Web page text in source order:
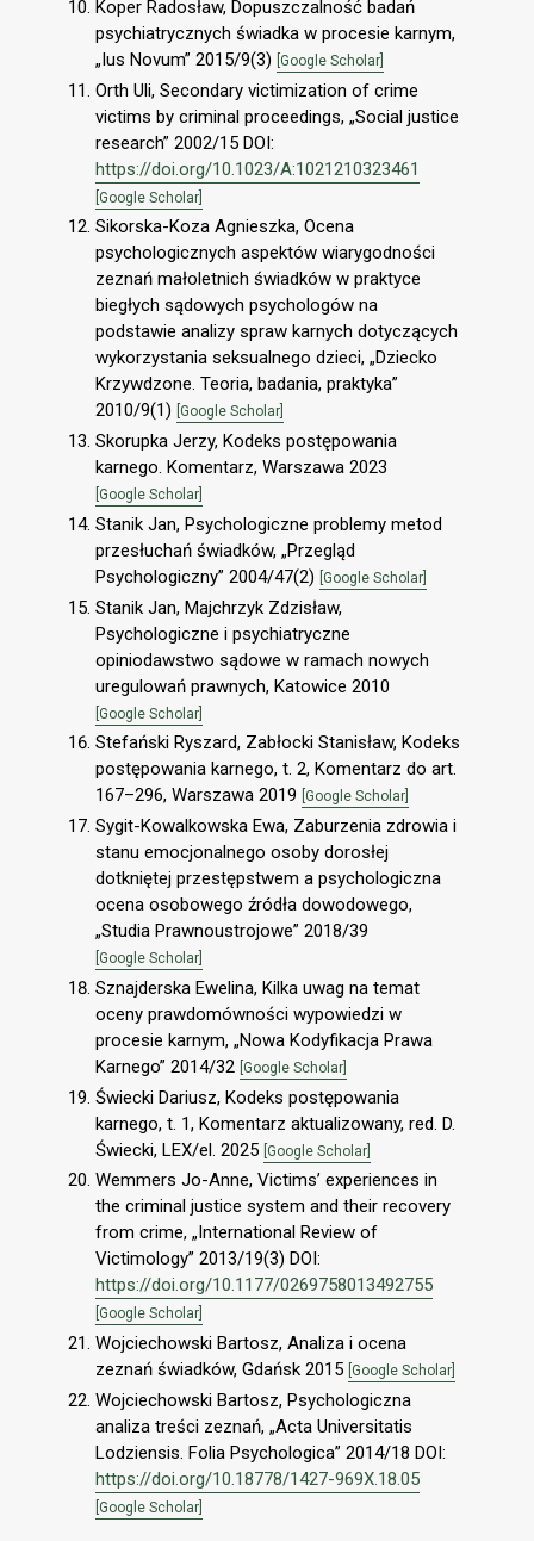
Koper Radosław, Dopuszczalność badań
psychiatrycznych świadka w procesie karnym,
„Ius Novum” 2015/9(3) [Google Scholar]
Orth Uli, Secondary victimization of crime
victims by criminal proceedings, „Social justice
research” 2002/15 DOI:
https://doi.org/10.1023/A:1021210323461
[Google Scholar]
Sikorska-Koza Agnieszka, Ocena
psychologicznych aspektów wiarygodności
zeznań małoletnich świadków w praktyce
biegłych sądowych psychologów na
podstawie analizy spraw karnych dotyczących
wykorzystania seksualnego dzieci, „Dziecko
Krzywdzone. Teoria, badania, praktyka”
2010/9(1) [Google Scholar]
Skorupka Jerzy, Kodeks postępowania
karnego. Komentarz, Warszawa 2023
[Google Scholar]
Stanik Jan, Psychologiczne problemy metod
przesłuchań świadków, „Przegląd
Psychologiczny” 2004/47(2) [Google Scholar]
Stanik Jan, Majchrzyk Zdzisław,
Psychologiczne i psychiatryczne
opiniodawstwo sądowe w ramach nowych
uregulowań prawnych, Katowice 2010
[Google Scholar]
Stefański Ryszard, Zabłocki Stanisław, Kodeks
postępowania karnego, t. 2, Komentarz do art.
167–296, Warszawa 2019 [Google Scholar]
Sygit-Kowalkowska Ewa, Zaburzenia zdrowia i
stanu emocjonalnego osoby dorosłej
dotkniętej przestępstwem a psychologiczna
ocena osobowego źródła dowodowego,
„Studia Prawnoustrojowe” 2018/39
[Google Scholar]
Sznajderska Ewelina, Kilka uwag na temat
oceny prawdomówności wypowiedzi w
procesie karnym, „Nowa Kodyfikacja Prawa
Karnego” 2014/32 [Google Scholar]
Świecki Dariusz, Kodeks postępowania
karnego, t. 1, Komentarz aktualizowany, red. D.
Świecki, LEX/el. 2025 [Google Scholar]
Wemmers Jo-Anne, Victims’ experiences in
the criminal justice system and their recovery
from crime, „International Review of
Victimology” 2013/19(3) DOI:
https://doi.org/10.1177/0269758013492755
[Google Scholar]
Wojciechowski Bartosz, Analiza i ocena
zeznań świadków, Gdańsk 2015 [Google Scholar]
Wojciechowski Bartosz, Psychologiczna
analiza treści zeznań, „Acta Universitatis
Lodziensis. Folia Psychologica” 2014/18 DOI:
https://doi.org/10.18778/1427-969X.18.05
[Google Scholar]